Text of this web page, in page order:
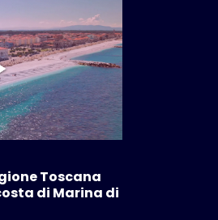
Toscana
di Marina di